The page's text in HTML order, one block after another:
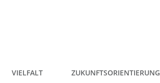
VIELFALT ZUKUNFTSORIENTIERUNG